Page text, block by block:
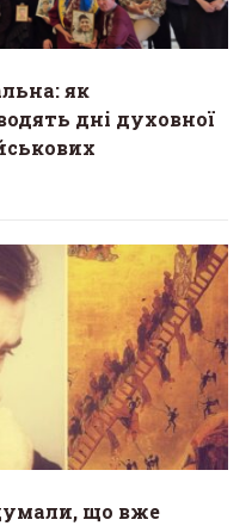
як
дні духовної
що вже